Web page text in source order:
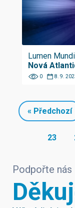
Lumen
Nová
0 8. 9.
« Předchozí
23
Podpořte nás